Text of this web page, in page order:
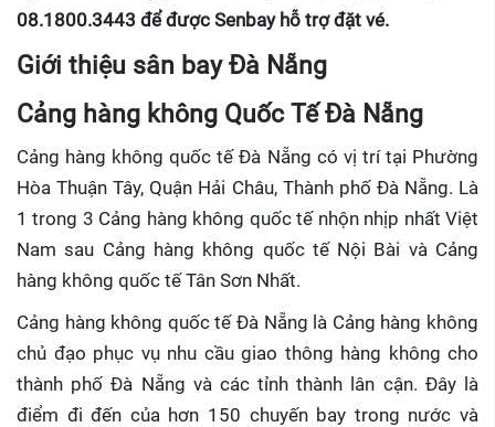
08.1800.3443 để được Senbay hỗ trợ đặt vé.
Giới thiệu sân bay Đà Nẵng
Cảng hàng không Quốc Tế Đà Nẵng
Cảng hàng không quốc tế Đà Nẵng có vị trí tại Phường
Hòa Thuận Tây, Quận Hải Châu, Thành phố Đà Nẵng. Là
1 trong 3 Cảng hàng không quốc tế nhộn nhịp nhất Việt
Nam sau Cảng hàng không quốc tế Nội Bài và Cảng
hàng không quốc tế Tân Sơn Nhất.
Cảng hàng không quốc tế Đà Nẵng là Cảng hàng không
chủ đạo phục vụ nhu cầu giao thông hàng không cho
thành phố Đà Nẵng và các tỉnh thành lân cận. Đây là
điểm đi đến của hơn 150 chuyến bay trong nước và